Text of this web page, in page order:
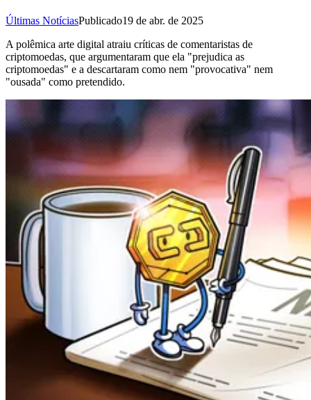
Últimas NotíciasPublicado19 de abr. de 2025
A polêmica arte digital atraiu críticas de comentaristas de
criptomoedas, que argumentaram que ela "prejudica as
criptomoedas" e a descartaram como nem "provocativa" nem
"ousada" como pretendido.